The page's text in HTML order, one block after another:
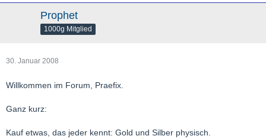
Prophet
1000g Mitglied
30. Januar 2008
Willkommen im Forum, Praefix.
Ganz kurz:
Kauf etwas, das jeder kennt: Gold und Silber physisch.